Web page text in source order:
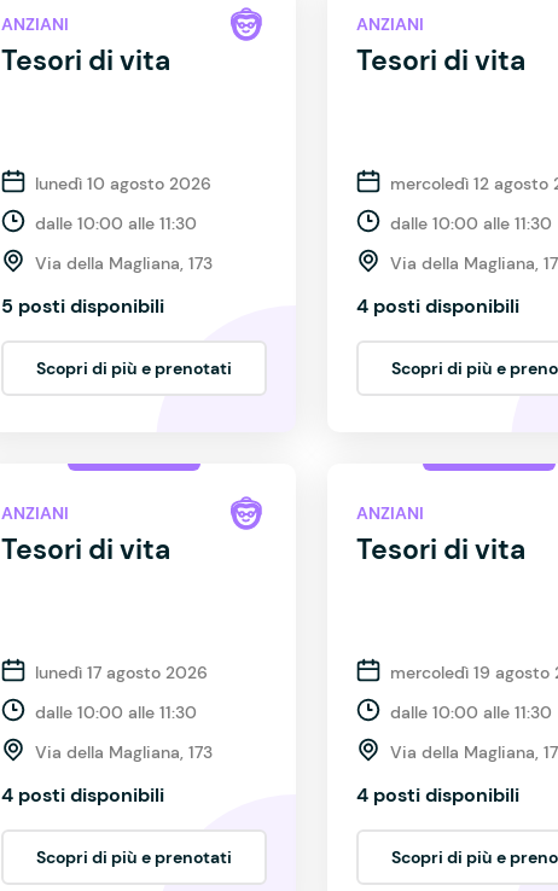
ANZIANI
Tesori di vita
lunedì 10 agosto 2026
dalle 10:00 alle 11:30
Via della Magliana, 173
5 posti disponibili
Scopri di più e prenotati
ANZIANI
Tesori di vita
mercoledì 12 agosto
dalle 10:00 alle 11:30
Via della Magliana,
4 posti disponibili
Scopri di più e
ANZIANI
Tesori di vita
lunedì 17 agosto 2026
dalle 10:00 alle 11:30
Via della Magliana, 173
4 posti disponibili
Scopri di più e prenotati
ANZIANI
Tesori di vita
mercoledì 19 agosto
dalle 10:00 alle 11:30
Via della Magliana,
4 posti disponibili
Scopri di più e